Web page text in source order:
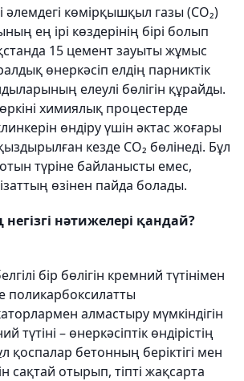
әлемдегі көмірқышқыл газы (CO₂)
ең ірі көздерінің бірі болып
15 цемент зауыты жұмыс
өнеркәсіп елдің парниктік
елеулі бөлігін құрайды.
химиялық процестерде
өндіру үшін әктас жоғары
кезде CO₂ бөлінеді. Бұл
түріне байланысты емес,
өзінен пайда болады.
негізгі нәтижелері қандай?
бір бөлігін кремний түтінімен
поликарбоксилатты
алмастыру мүмкіндігін
түтіні – өнеркәсіптік өндірістің
қоспалар бетонның беріктігі мен
сақтай отырып, тіпті жақсарта